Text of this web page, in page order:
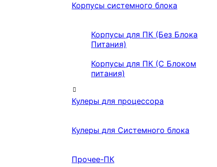
Корпусы системного блока
Корпусы для ПК (Без Блока
Питания)
Корпусы для ПК (С Блоком
питания)
Кулеры для процессора
Кулеры для Системного блока
Прочее-ПК